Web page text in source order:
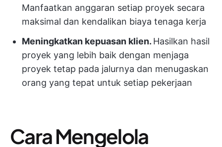
Manfaatkan anggaran setiap proyek secara
maksimal dan kendalikan biaya tenaga kerja
Meningkatkan kepuasan klien. Hasilkan hasil
proyek yang lebih baik dengan menjaga
proyek tetap pada jalurnya dan menugaskan
orang yang tepat untuk setiap pekerjaan
Cara Mengelola